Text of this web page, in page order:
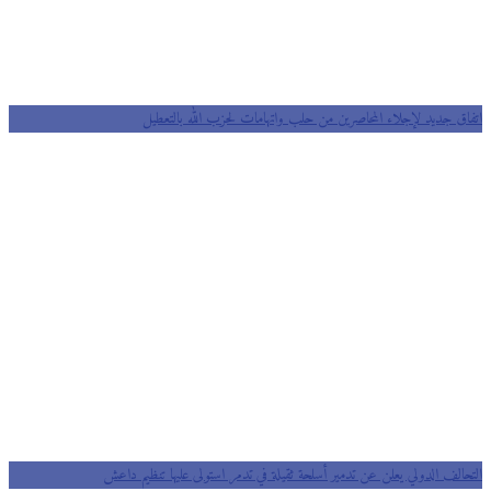
اتفاق جديد لإجلاء المحاصرين من حلب واتهامات لحزب الله بالتعطيل
التحالف الدولي يعلن عن تدمير أسلحة ثقيلة في تدمر استولى عليها تنظيم داعش